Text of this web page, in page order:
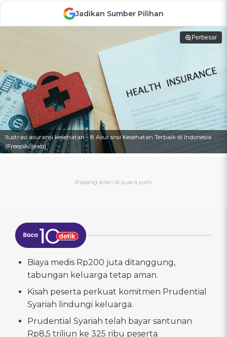
Jadikan Sumber Pilihan
Perbesar
Ilustrasi asuransi kesehatan - 8 Asuransi Kesehatan Terbaik di Indonesia
(Freepik/ijeab)
Biaya medis Rp200 juta ditanggung,
tabungan keluarga tetap aman.
Kisah peserta perkuat komitmen Prudential
Syariah lindungi keluarga.
Prudential Syariah telah bayar santunan
Rp8,5 triliun ke 325 ribu peserta.